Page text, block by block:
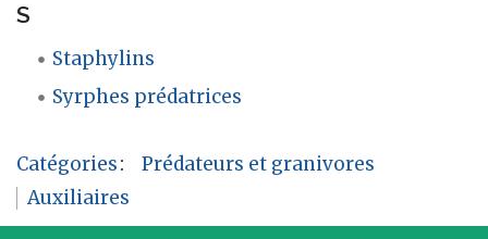
S
Staphylins
Syrphes prédatrices
Catégories:
Prédateurs et granivores
Auxiliaires